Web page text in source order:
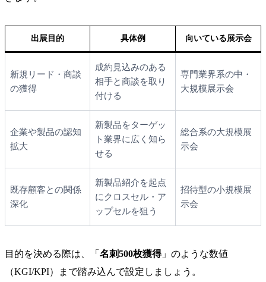
出展目的 具体例 向いている展示会
新規リード・商談
の獲得
成約見込みのある
相手と商談を取り
付ける
専門業界系の中・
大規模展示会
企業や製品の認知
拡大
新製品をターゲッ
ト業界に広く知ら
せる
総合系の大規模展
示会
既存顧客との関係
深化
新製品紹介を起点
にクロスセル・ア
ップセルを狙う
招待型の小規模展
示会
目的を決める際は、「 名刺500枚獲得」のような数値
（KGI/KPI）まで踏み込んで設定しましょう。